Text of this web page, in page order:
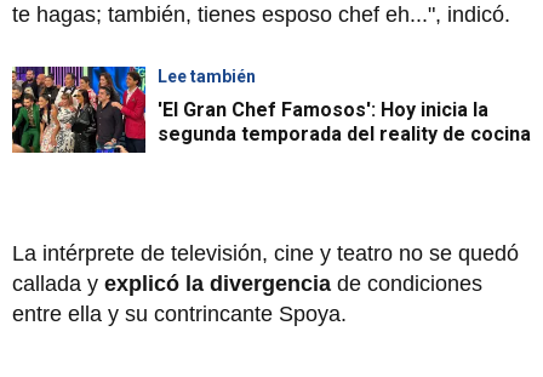
te hagas; también, tienes esposo chef eh...", indicó.
Lee también
'El Gran Chef Famosos': Hoy inicia la
segunda temporada del reality de cocina
La intérprete de televisión, cine y teatro no se quedó
callada y explicó la divergencia de condiciones
entre ella y su contrincante Spoya.